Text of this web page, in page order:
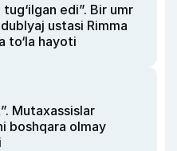
edi”. Bir umr
ustasi Rimma
to‘la hayoti
Mutaxassislar
boshqara olmay